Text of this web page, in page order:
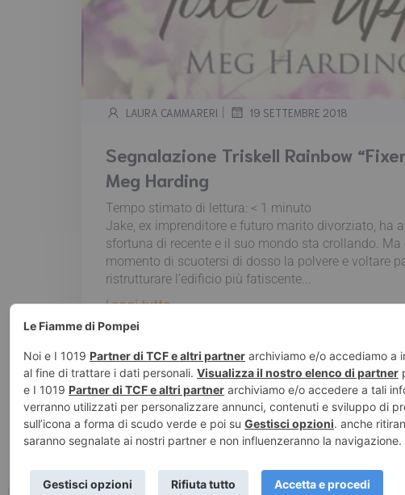
LAURA CAMMARERI | 19 SETTEMBRE 2018
Segnalazione Triskell Rainbow
Meg Harding
Tempo stimato di lettura: < 1 minuto
Jake, ex imprenditore e futuro marito divorziato, ha
sfortuna di recente e il suo mondo sta crollando. Ma
momento di scuotersi di dosso la polvere e voltare
ristrutturare l’edificio più fatiscente...
Leggi tutto
© 2026 Le Fiamme di